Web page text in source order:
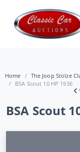
Home
The Joop Stolze
BSA Scout 10 HP 1936
BSA Scout